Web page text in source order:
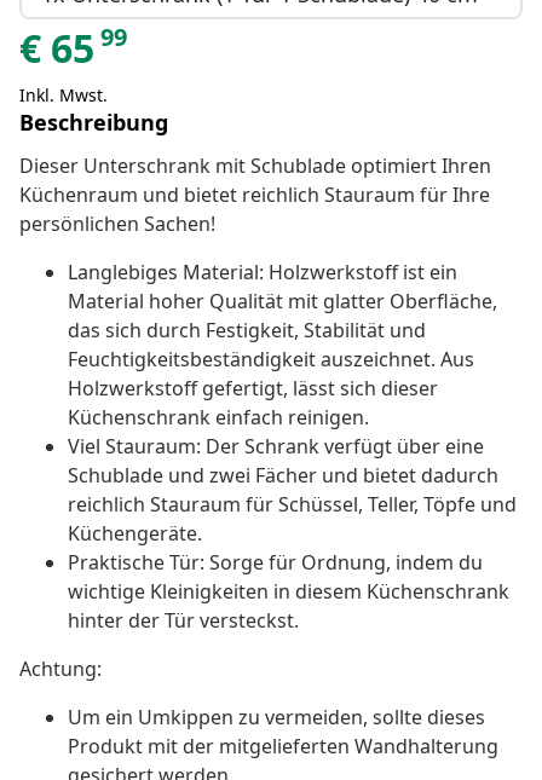
€ 65 99
Inkl. Mwst.
Beschreibung
Dieser Unterschrank mit Schublade optimiert Ihren
Küchenraum und bietet reichlich Stauraum für Ihre
persönlichen Sachen!
Langlebiges Material: Holzwerkstoff ist ein
Material hoher Qualität mit glatter Oberfläche,
das sich durch Festigkeit, Stabilität und
Feuchtigkeitsbeständigkeit auszeichnet. Aus
Holzwerkstoff gefertigt, lässt sich dieser
Küchenschrank einfach reinigen.
Viel Stauraum: Der Schrank verfügt über eine
Schublade und zwei Fächer und bietet dadurch
reichlich Stauraum für Schüssel, Teller, Töpfe und
Küchengeräte.
Praktische Tür: Sorge für Ordnung, indem du
wichtige Kleinigkeiten in diesem Küchenschrank
hinter der Tür versteckst.
Achtung:
Um ein Umkippen zu vermeiden, sollte dieses
Produkt mit der mitgelieferten Wandhalterung